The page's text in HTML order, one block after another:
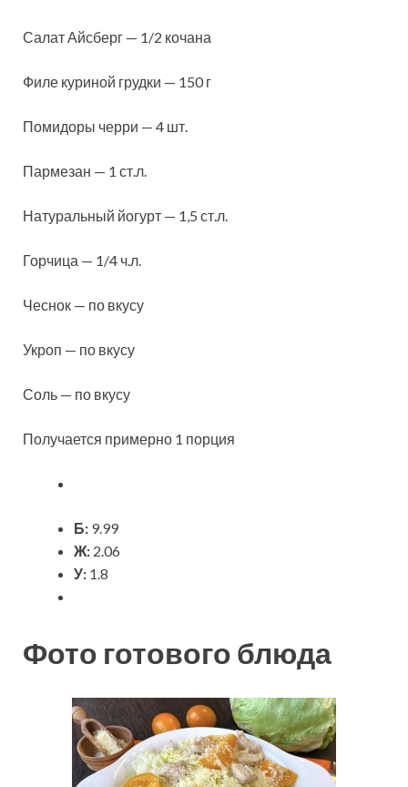
Салат Айсберг — 1/2 кочана
Филе куриной грудки — 150 г
Помидоры черри — 4 шт.
Пармезан — 1 ст.л.
Натуральный йогурт — 1,5 ст.л.
Горчица — 1/4 ч.л.
Чеснок — по вкусу
Укроп — по вкусу
Соль — по вкусу
Получается примерно 1 порция
Б: 9.99
Ж: 2.06
У: 1.8
Фото готового блюда